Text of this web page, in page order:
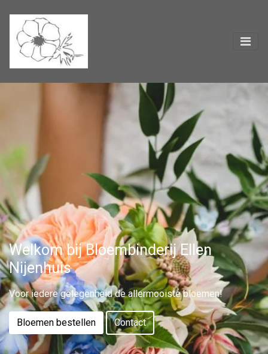
Welkom bij Bloembinderij Ellen
Nijenhuis
Voor iedere gelegenheid de allermooiste bloemen!
Bloemen bestellen Contact